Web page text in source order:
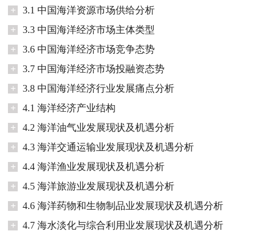
+
3.1 中国海洋资源市场供给分析
+
3.3 中国海洋经济市场主体类型
+
3.6 中国海洋经济市场竞争态势
+
3.7 中国海洋经济市场投融资态势
+
3.8 中国海洋经济行业发展痛点分析
+
4.1 海洋经济产业结构
+
4.2 海洋油气业发展现状及机遇分析
+
4.3 海洋交通运输业发展现状及机遇分析
+
4.4 海洋渔业发展现状及机遇分析
+
4.5 海洋旅游业发展现状及机遇分析
+
4.6 海洋药物和生物制品业发展现状及机遇分析
+
4.7 海水淡化与综合利用业发展现状及机遇分析